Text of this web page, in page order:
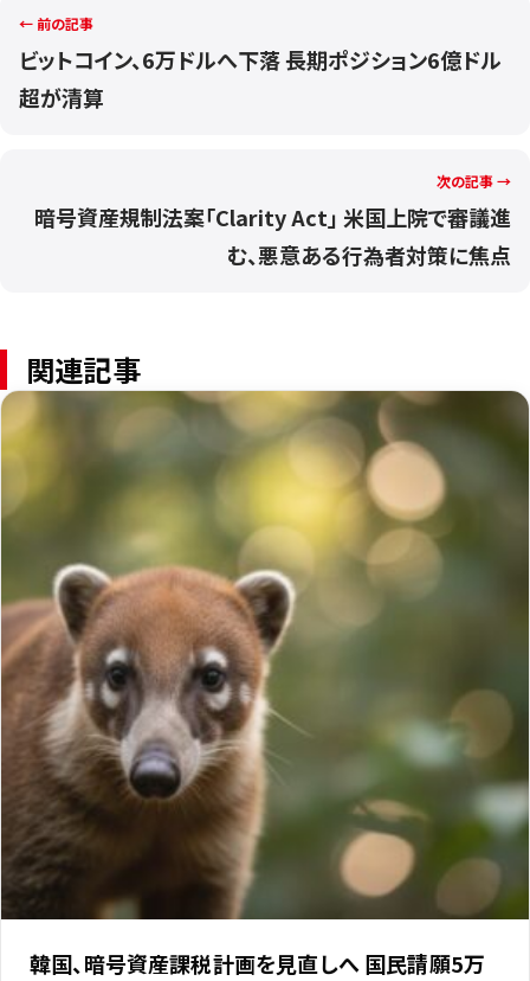
← 前の記事
ビットコイン、6万ドルへ下落 長期ポジション6億ドル
超が清算
次の記事 →
暗号資産規制法案「Clarity Act」 米国上院で審議進
む、悪意ある行為者対策に焦点
関連記事
韓国、暗号資産課税計画を見直しへ 国民請願5万